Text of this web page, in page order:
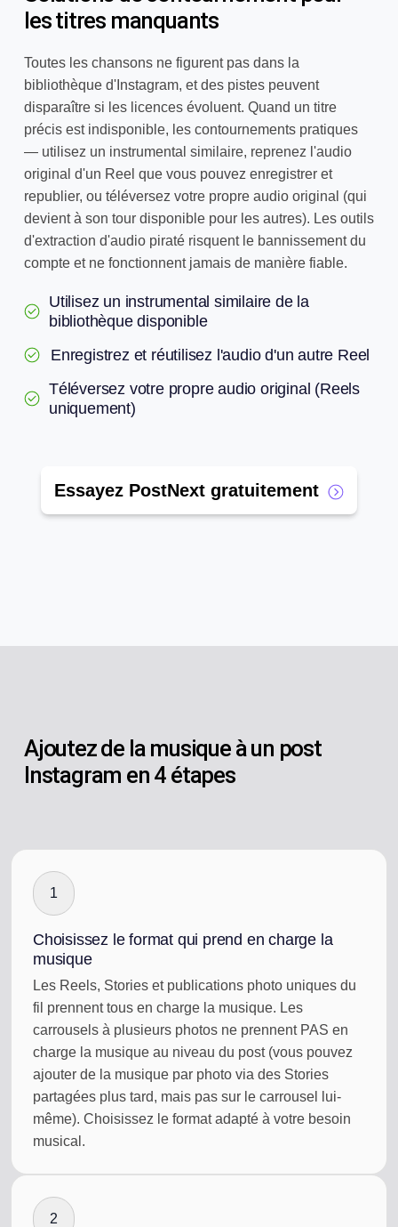
les titres manquants
Toutes les chansons ne figurent pas dans la
bibliothèque d'Instagram, et des pistes peuvent
disparaître si les licences évoluent. Quand un titre
précis est indisponible, les contournements pratiques
— utilisez un instrumental similaire, reprenez l'audio
original d'un Reel que vous pouvez enregistrer et
republier, ou téléversez votre propre audio original (qui
devient à son tour disponible pour les autres). Les outils
d'extraction d'audio piraté risquent le bannissement du
compte et ne fonctionnent jamais de manière fiable.
Utilisez un instrumental similaire de la
bibliothèque disponible
Enregistrez et réutilisez l'audio d'un autre Reel
Téléversez votre propre audio original (Reels
uniquement)
Essayez PostNext gratuitement
Ajoutez de la musique à un post
Instagram en 4 étapes
1
Choisissez le format qui prend en charge la
musique
Les Reels, Stories et publications photo uniques du
fil prennent tous en charge la musique. Les
carrousels à plusieurs photos ne prennent PAS en
charge la musique au niveau du post (vous pouvez
ajouter de la musique par photo via des Stories
partagées plus tard, mais pas sur le carrousel lui-
même). Choisissez le format adapté à votre besoin
musical.
2